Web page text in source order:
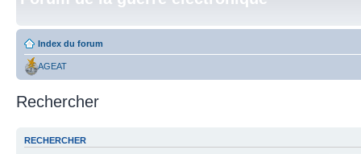
Index du forum
AGEAT
Rechercher
RECHERCHER